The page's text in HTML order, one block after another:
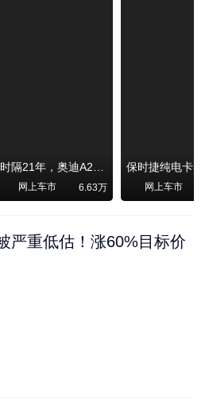
时隔21年，奥迪A2强势归来！
网上车市 6.63万 网上车市
严重低估！涨60%目标价